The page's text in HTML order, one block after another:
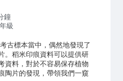
鐘
級
古標本當中，偶然地發現了
。稻米印痕資料可以提供研
資料，對於不容易保存植物
陶片的發現，帶領我們一窺